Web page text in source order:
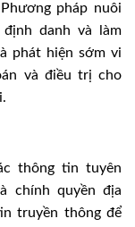
pháp nuôi
danh và làm
phát hiện sớm vi
và điều trị cho
thông tin tuyên
chính quyền địa
truyền thông để